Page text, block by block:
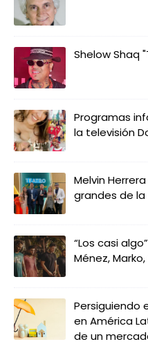
Shelow Shaq
Programas
la televisión
Melvin
grandes de
“Los casi
Ménez,
Persiguiendo
en América
de un